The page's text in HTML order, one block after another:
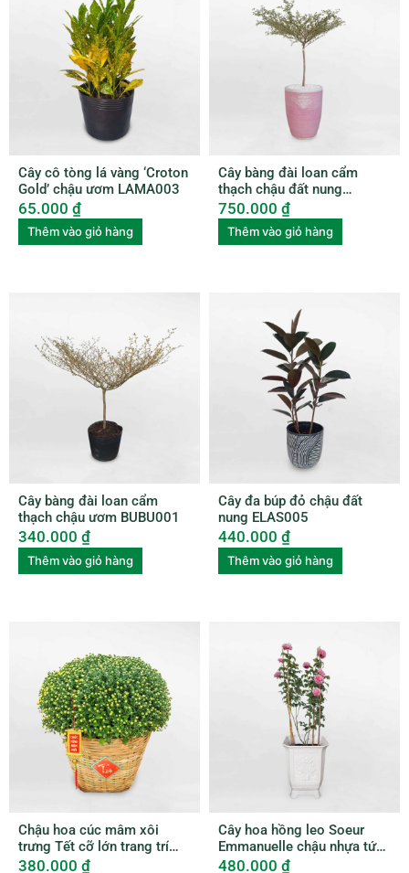
Cây cô tòng lá vàng ‘Croton
Gold’ chậu ươm LAMA003
65.000 ₫
Thêm vào giỏ hàng
Cây bàng đài loan cẩm
thạch chậu đất nung
BUBU006
750.000 ₫
Thêm vào giỏ hàng
Cây bàng đài loan cẩm
thạch chậu ươm BUBU001
340.000 ₫
Thêm vào giỏ hàng
Cây đa búp đỏ chậu đất
nung ELAS005
440.000 ₫
Thêm vào giỏ hàng
Chậu hoa cúc mâm xôi
trưng Tết cỡ lớn trang trí
xọt tre HCMX001
380.000 ₫
Cây hoa hồng leo Soeur
Emmanuelle chậu nhựa tứ
quý ROSE002
480.000 ₫